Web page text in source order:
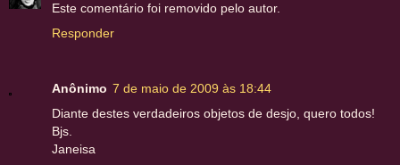
Este comentário foi removido pelo autor.
Responder
Anônimo 7 de maio de 2009 às 18:44
Diante destes verdadeiros objetos de desjo, quero todos!
Bjs.
Janeisa